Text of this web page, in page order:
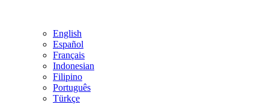
English
Español
Français
Indonesian
Filipino
Português
Türkçe